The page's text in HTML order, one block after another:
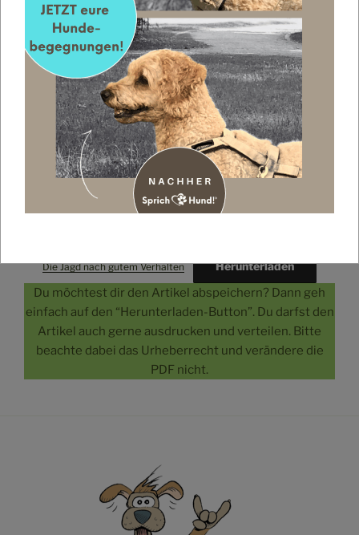
belohnen kannst. Das muss übrigens nicht zwingend
mit Futter sein. Mein Hund findet es z.B. in vielen
Situationen viel schöner, wenn ich ihn von Herzen lobe.
Futter ist ihm dann eher unwichtig. Also sei da ruhig
ein bisschen erfinderisch und schau, was dein Hund
gerne mag.
Habt eine gute Zeit zusammen und viel Spaß bei der
Challenge.
Christiane Jacobs
Die Jagd nach gutem Verhalten Herunterladen
Du möchtest dir den Artikel abspeichern? Dann geh
einfach auf den “Herunterladen-Button”. Du darfst den
Artikel auch gerne ausdrucken und verteilen. Bitte
beachte dabei das Urheberrecht und verändere die
PDF nicht.